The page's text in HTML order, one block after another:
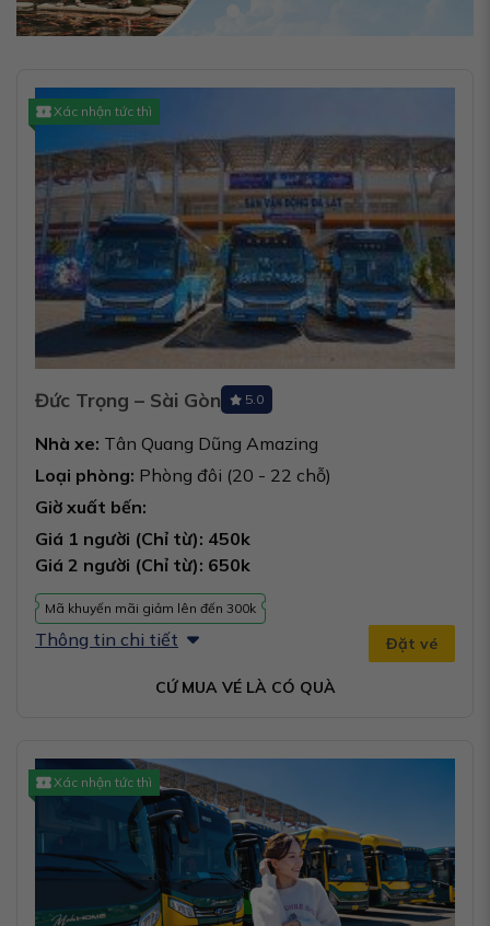
Xác nhận tức thì
Đức Trọng – Sài Gòn 5.0
Nhà xe: Tân Quang Dũng Amazing
Loại phòng: Phòng đôi (20 - 22 chỗ)
Giờ xuất bến:
Giá 1 người (Chỉ từ): 450k
Giá 2 người (Chỉ từ): 650k
Mã khuyến mãi giảm lên đến 300k
Thông tin chi tiết Đặt vé
CỨ MUA VÉ LÀ CÓ QUÀ
Xác nhận tức thì